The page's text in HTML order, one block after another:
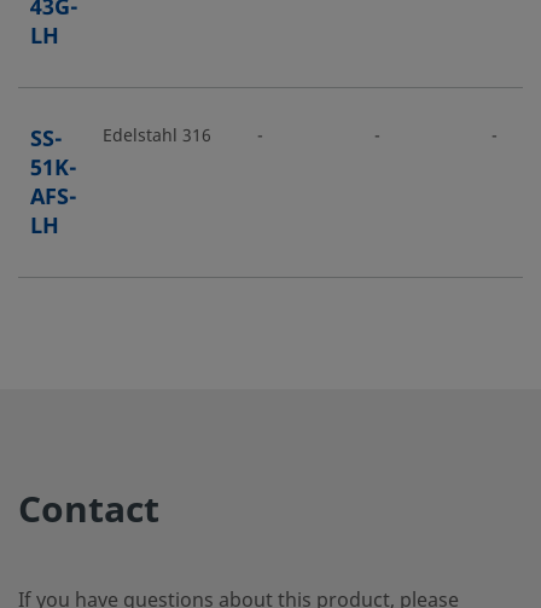
43G-
LH
SS-
51K-
AFS-
LH
Edelstahl 316 - - -
Contact
If you have questions about this product, please